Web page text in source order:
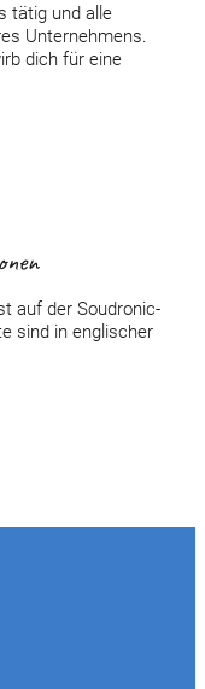
tätig und alle
Unternehmens.
dich für eine
auf der Soudronic-
sind in englischer